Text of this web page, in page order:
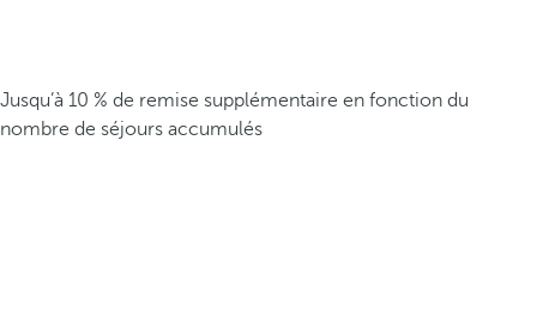
Jusqu’à 10 % de remise supplémentaire en fonction du
nombre de séjours accumulés